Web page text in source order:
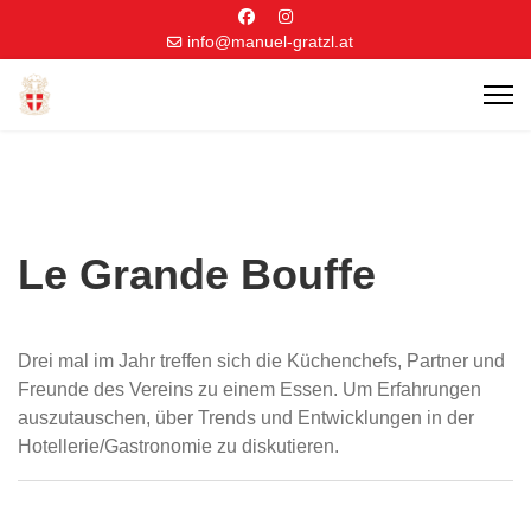
info@manuel-gratzl.at
Le Grande Bouffe
Drei mal im Jahr treffen sich die Küchenchefs, Partner und
Freunde des Vereins zu einem Essen. Um Erfahrungen
auszutauschen, über Trends und Entwicklungen in der
Hotellerie/Gastronomie zu diskutieren.